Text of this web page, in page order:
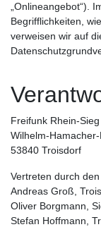
„Onlineangebot“).
Begrifflichkeiten,
verweisen wir auf
Freifunk Rhein-Sieg
Wilhelm-
53840 Troisdorf
Vertreten durch
Andreas Groß,
Oliver Borgmann,
Stefan Hoffmann,